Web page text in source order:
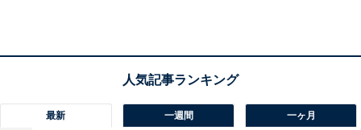
「形のバランスがとにかく良く、厚すぎず薄すぎ
最新 一週間 一ヶ月